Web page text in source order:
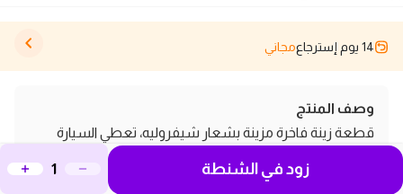
14 يوم إسترجاع مجاني
وصف المنتج
قطعة زينة فاخرة مزينة بشعار شيفروليه، تعطي السيارة
مظهرًا راقياً من الداخل. سهلة التعليق على المرآة بخيط متين،
زود في الشنطة